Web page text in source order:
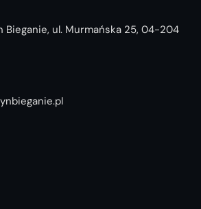
Bieganie, ul. Murmańska 25, 04-204